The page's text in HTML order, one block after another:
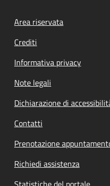
Footer menu
Area riservata
Crediti
Informativa privacy
Note legali
Dichiarazione di
Contatti
Prenotazione
Richiedi assistenza